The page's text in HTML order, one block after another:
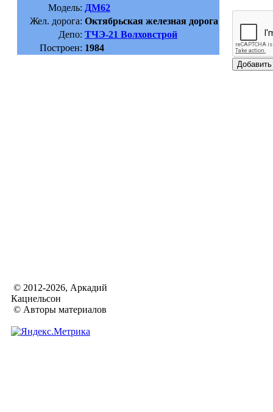
Модель: ДМ62
Жел. дорога: Октябрьская железная дорога
Депо: ТЧЭ-21 Волховстрой
Построен: 1984
© 2012-2026, Аркадий
Кацнельсон
© Авторы материалов